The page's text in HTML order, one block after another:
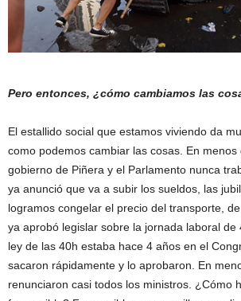
Pero entonces, ¿cómo cambiamos las
El estallido social que estamos viviendo da
como podemos cambiar las cosas. En
gobierno de Piñera y el Parlamento nunca
ya anunció que va a subir los sueldos, las
logramos congelar el precio del transporte,
ya aprobó legislar sobre la jornada laboral de
ley de las 40h estaba hace 4 años en el
sacaron rápidamente y lo aprobaron. En
renunciaron casi todos los ministros. ¿Cómo